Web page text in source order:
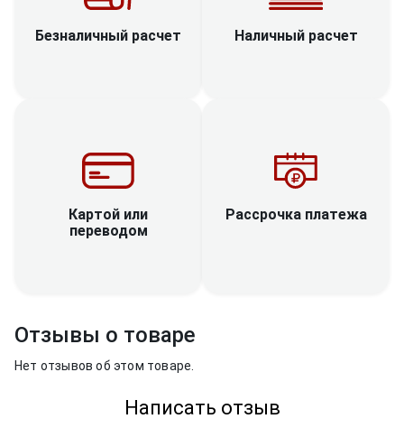
Безналичный расчет Наличный расчет
Картой или
переводом
Рассрочка платежа
Отзывы о товаре
Нет отзывов об этом товаре.
Написать отзыв